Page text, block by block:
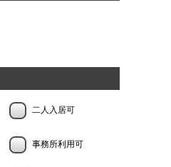
二人入居可
事務所利用可